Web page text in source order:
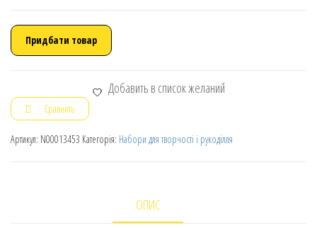
Придбати товар
Добавить в список желаний
Сравнить
Артикул: N00013453 Категорія: Набори для творчості і рукоділля
ОПИС